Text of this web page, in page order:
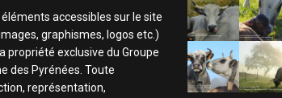
éléments accessibles sur le site
graphismes, logos etc.)
propriété exclusive du Groupe
des Pyrénées. Toute
représentation,